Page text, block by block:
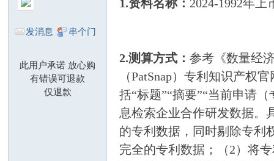
发消息 串个门
此用户承诺 放心购
有错误可退款
仅退款
1.资料名称： 2024-1992年
2.测算方式：参考《数量经
（PatSnap）专利知识产权
括“标题”“摘要”“当前申请
息检索企业合作研发数据。
的专利数据，同时剔除专利
完全的专利数据；（2）将